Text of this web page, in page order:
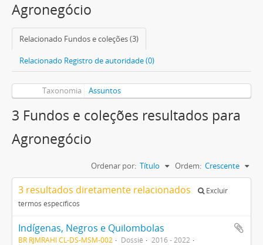
Agronegócio
Relacionado Fundos e coleções (3)
Relacionado Registro de autoridade (0)
Taxonomia Assuntos
3 Fundos e coleções resultados para
Agronegócio
Ordenar por: Título Ordem: Crescente
3 resultados diretamente relacionados
Excluir
termos específicos
Indígenas, Negros e Quilombolas
BR RJMRAHI CL-DS-MSM-002 Dossiê
2016 - 2022